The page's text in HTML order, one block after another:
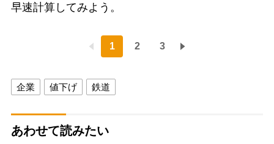
早速計算してみよう。
1 2 3
企業 値下げ 鉄道
あわせて読みたい